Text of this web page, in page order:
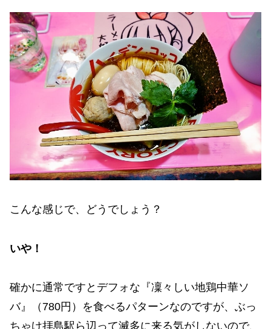
こんな感じで、どうでしょう？
いや！
確かに通常ですとデフォな『凜々しい地鶏中華ソ
バ』（780円）を食べるパターンなのですが、ぶっ
ちゃけ拝島駅ら辺って滅多に来る気がしないので、